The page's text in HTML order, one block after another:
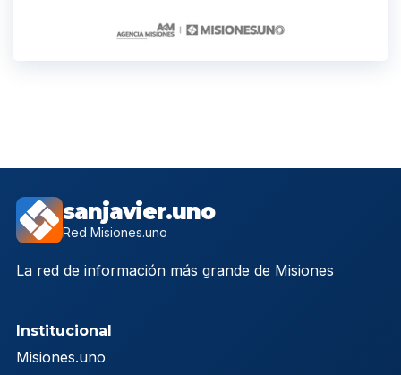
sanjavier.uno
Red Misiones.uno
La red de información más grande de Misiones
Institucional
Misiones.uno